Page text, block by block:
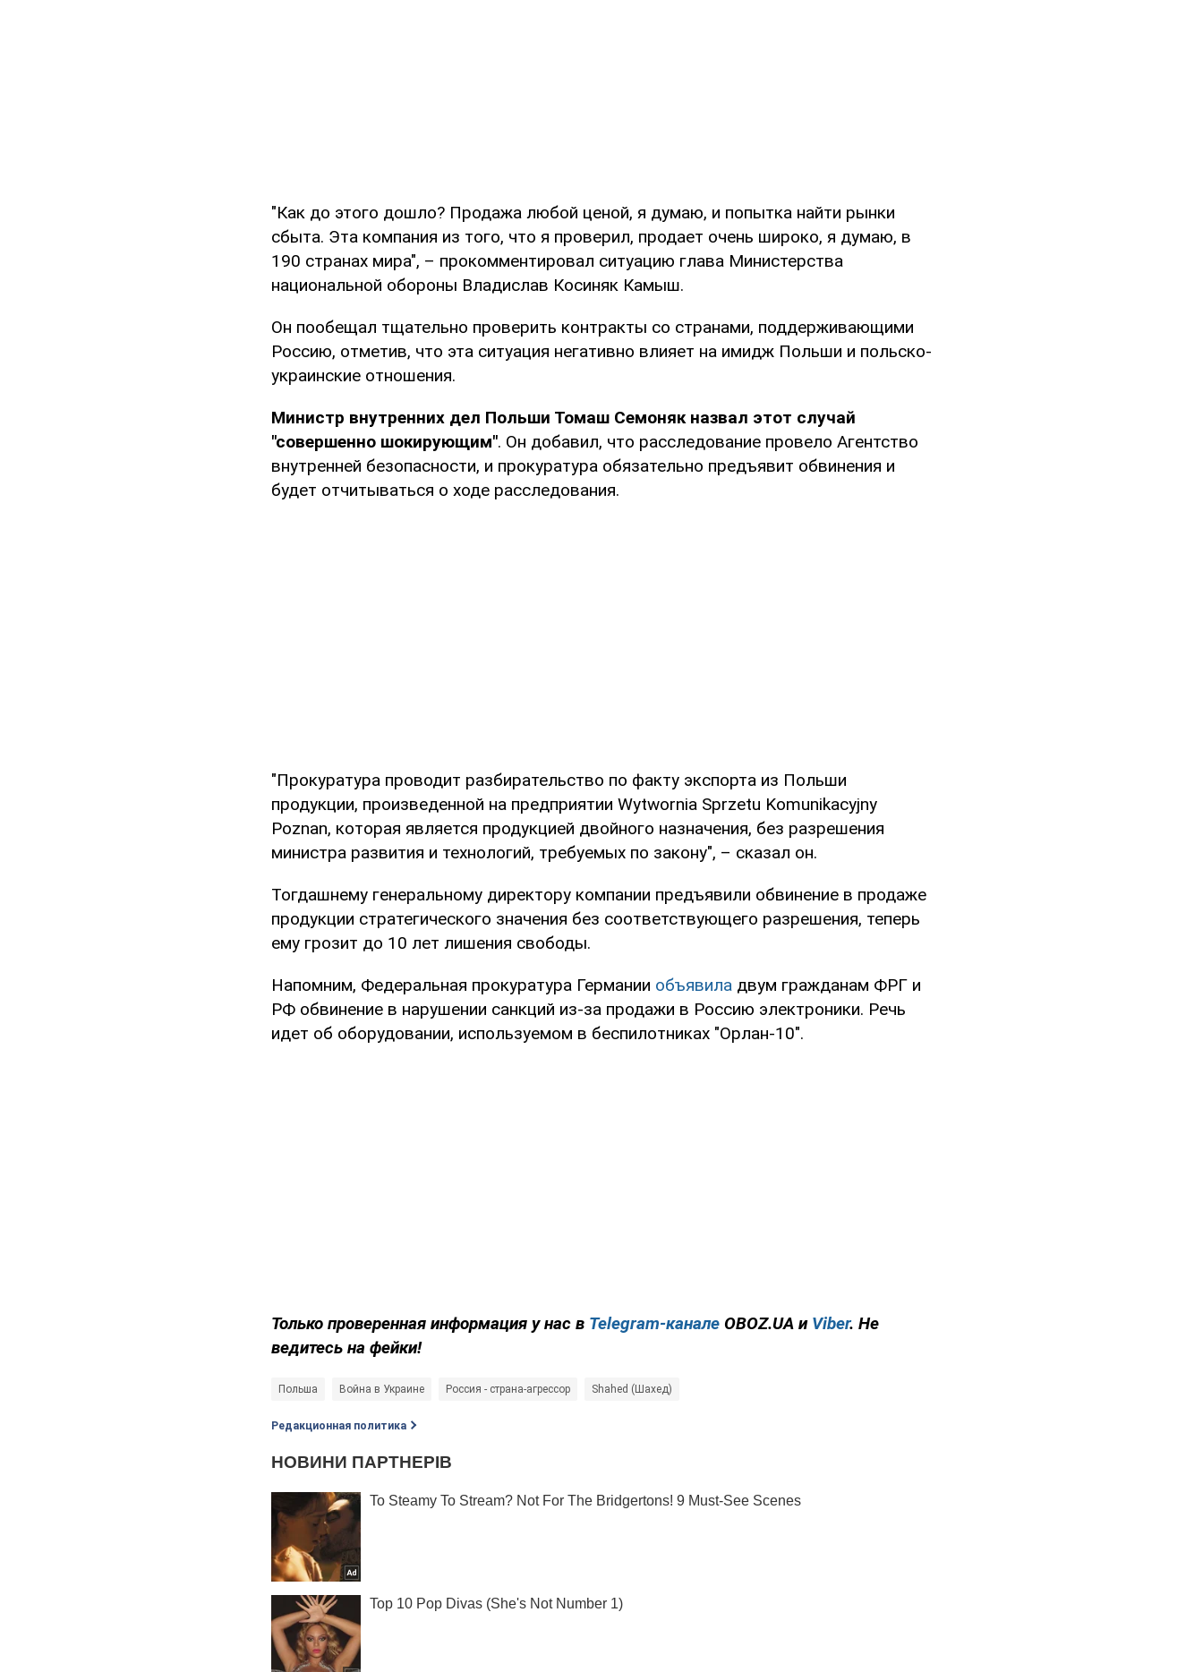
"Как до этого дошло? Продажа любой ценой, я думаю, и попытка найти рынки
сбыта. Эта компания из того, что я проверил, продает очень широко, я думаю, в
190 странах мира", – прокомментировал ситуацию глава Министерства
национальной обороны Владислав Косиняк Камыш.
Он пообещал тщательно проверить контракты со странами, поддерживающими
Россию, отметив, что эта ситуация негативно влияет на имидж Польши и польско-
украинские отношения.
Министр внутренних дел Польши Томаш Семоняк назвал этот случай
"совершенно шокирующим". Он добавил, что расследование провело Агентство
внутренней безопасности, и прокуратура обязательно предъявит обвинения и
будет отчитываться о ходе расследования.
"Прокуратура проводит разбирательство по факту экспорта из Польши
продукции, произведенной на предприятии Wytwornia Sprzetu Komunikacyjny
Poznan, которая является продукцией двойного назначения, без разрешения
министра развития и технологий, требуемых по закону", – сказал он.
Тогдашнему генеральному директору компании предъявили обвинение в продаже
продукции стратегического значения без соответствующего разрешения, теперь
ему грозит до 10 лет лишения свободы.
Напомним, Федеральная прокуратура Германии объявила двум гражданам ФРГ и
РФ обвинение в нарушении санкций из-за продажи в Россию электроники. Речь
идет об оборудовании, используемом в беспилотниках "Орлан-10".
Только проверенная информация у нас в Telegram-канале OBOZ.UA и Viber. Не
ведитесь на фейки!
Польша Война в Украине Россия - страна-агрессор Shahed (Шахед)
Редакционная политика